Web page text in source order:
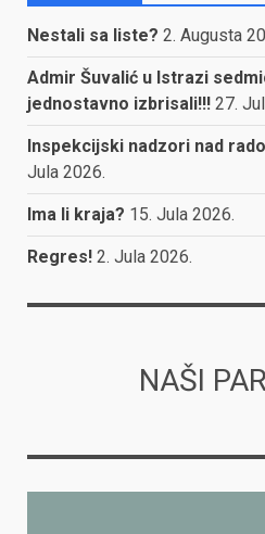
Nestali sa liste? 2. Augusta
Admir Šuvalić u Istrazi
jednostavno izbrisali!!! 27.
Inspekcijski nadzori nad
Jula 2026.
Ima li kraja? 15. Jula 2026.
Regres! 2. Jula 2026.
NAŠI